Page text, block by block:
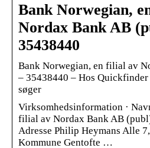
Bank Norwegian,
Nordax Bank AB
35438440
Bank Norwegian, en filial av
– 35438440 – Hos
søger
Virksomhedsinformation ·
filial av Nordax Bank AB
Adresse Philip Heymans Alle
Kommune Gentofte …